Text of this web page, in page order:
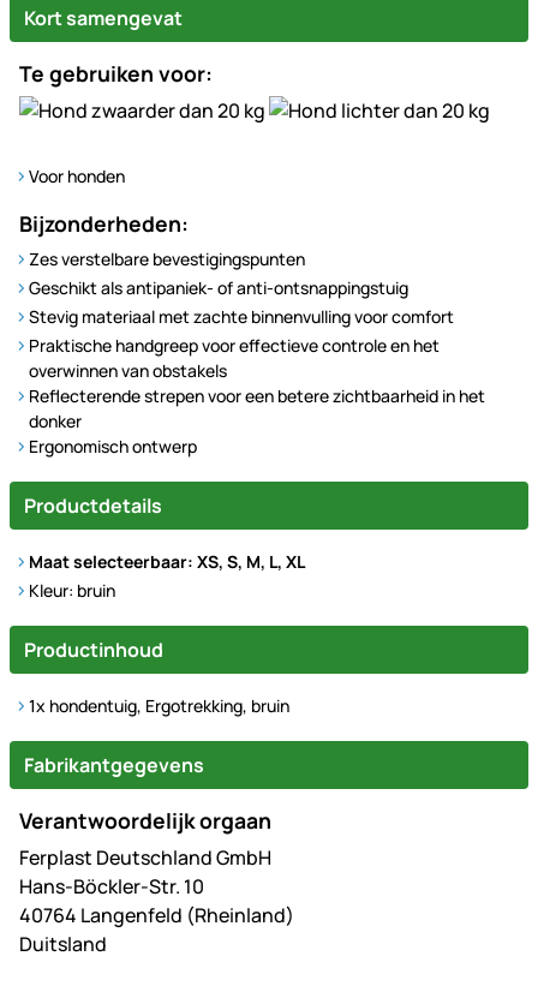
Kort samengevat
Te gebruiken voor:
Voor honden
Bijzonderheden:
Zes verstelbare bevestigingspunten
Geschikt als antipaniek- of anti-ontsnappingstuig
Stevig materiaal met zachte binnenvulling voor comfort
Praktische handgreep voor effectieve controle en het
overwinnen van obstakels
Reflecterende strepen voor een betere zichtbaarheid in het
donker
Ergonomisch ontwerp
Productdetails
Maat selecteerbaar: XS, S, M, L, XL
Kleur: bruin
Productinhoud
1x hondentuig, Ergotrekking, bruin
Fabrikantgegevens
Verantwoordelijk orgaan
Ferplast Deutschland GmbH
Hans-Böckler-Str. 10
40764 Langenfeld (Rheinland)
Duitsland